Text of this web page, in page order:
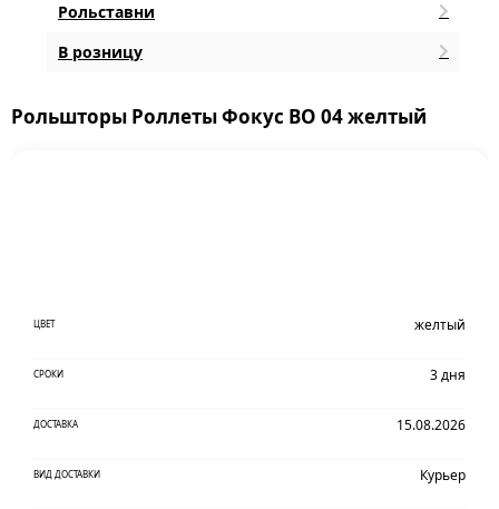
Рольставни
В розницу
Рольшторы Роллеты Фокус ВО 04 желтый
ЦВЕТ желтый
СРОКИ 3 дня
ДОСТАВКА 15.08.2026
ВИД ДОСТАВКИ Курьер